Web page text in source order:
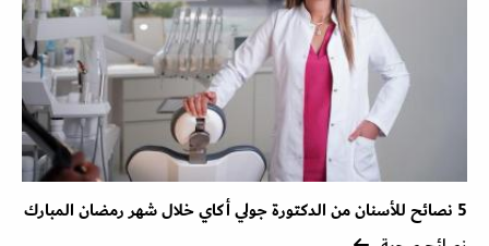
5 نصائح للأسنان من الدكتورة جولي أكاي خلال شهر رمضان المبارك